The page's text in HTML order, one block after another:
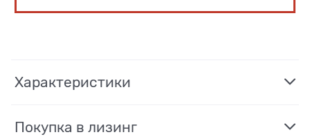
Характеристики
Покупка в лизинг